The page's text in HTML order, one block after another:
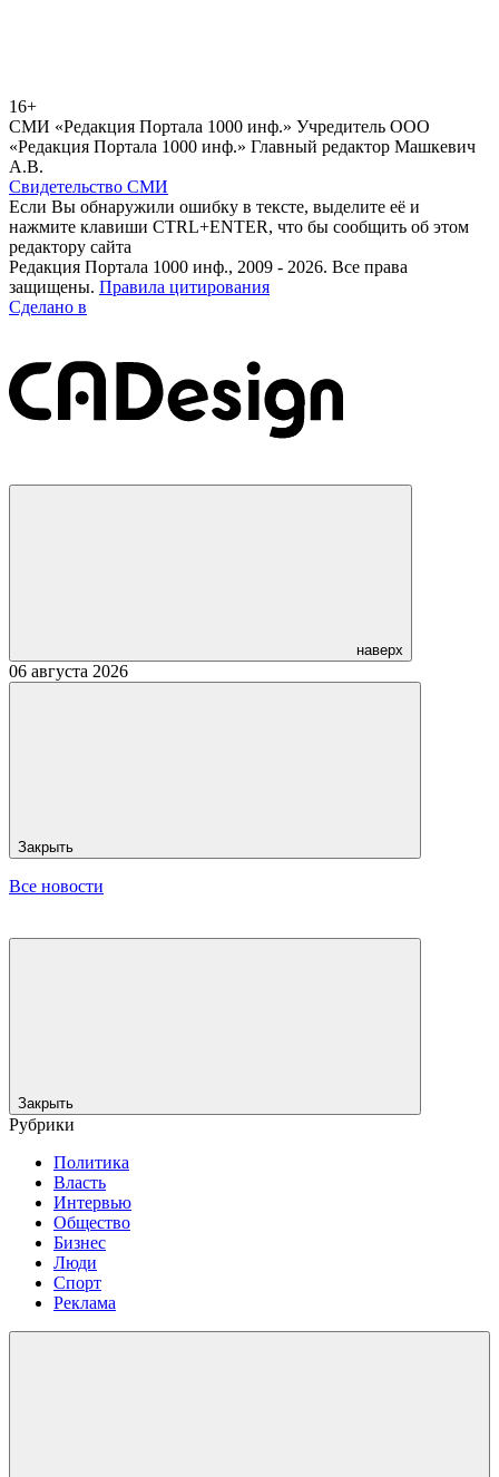
16+
СМИ «Редакция Портала 1000 инф.» Учредитель ООО
«Редакция Портала 1000 инф.» Главный редактор Машкевич
А.В.
Свидетельство СМИ
Если Вы обнаружили ошибку в тексте, выделите её и
нажмите клавиши CTRL+ENTER, что бы сообщить об этом
редактору сайта
Редакция Портала 1000 инф., 2009 - 2026. Все права
защищены. Правила цитирования
Сделано в
наверх
06 августа 2026
Закрыть
Все новости
Закрыть
Рубрики
Политика
Власть
Интервью
Общество
Бизнес
Люди
Спорт
Реклама